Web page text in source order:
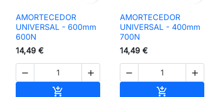
AMORTECEDOR
UNIVERSAL - 600mm
600N
14,49 €
 

AMORTECEDOR
UNIVERSAL - 400mm
700N
14,49 €
 
